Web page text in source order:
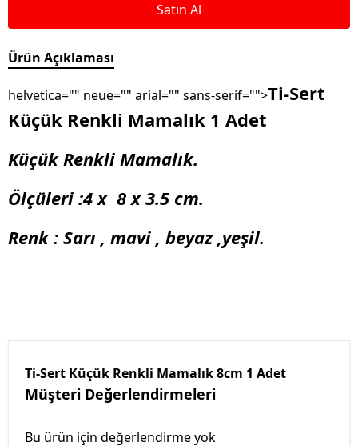
Satın Al
Ürün Açıklaması
helvetica="" neue="" arial="" sans-serif="">Ti-Sert
Küçük Renkli Mamalık 1 Adet
Küçük Renkli Mamalık.
Ölçüleri :4 x 8 x 3.5 cm.
Renk : Sarı , mavi , beyaz ,yeşil.
Ti-Sert Küçük Renkli Mamalık 8cm 1 Adet
Müşteri Değerlendirmeleri
Bu ürün için değerlendirme yok